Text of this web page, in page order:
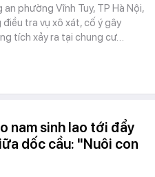
an phường Vĩnh Tuy, TP Hà Nội,
điều tra vụ xô xát, cố ý gây
tích xảy ra tại chung cư…
nam sinh lao tới đẩy
dốc cầu: "Nuôi con